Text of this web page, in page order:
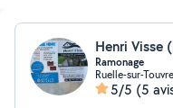
Henri Visse
Ramonage
Ruelle-sur-
5/5 (5